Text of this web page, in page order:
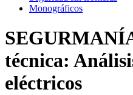
Monográficos
técnica:
eléctricos